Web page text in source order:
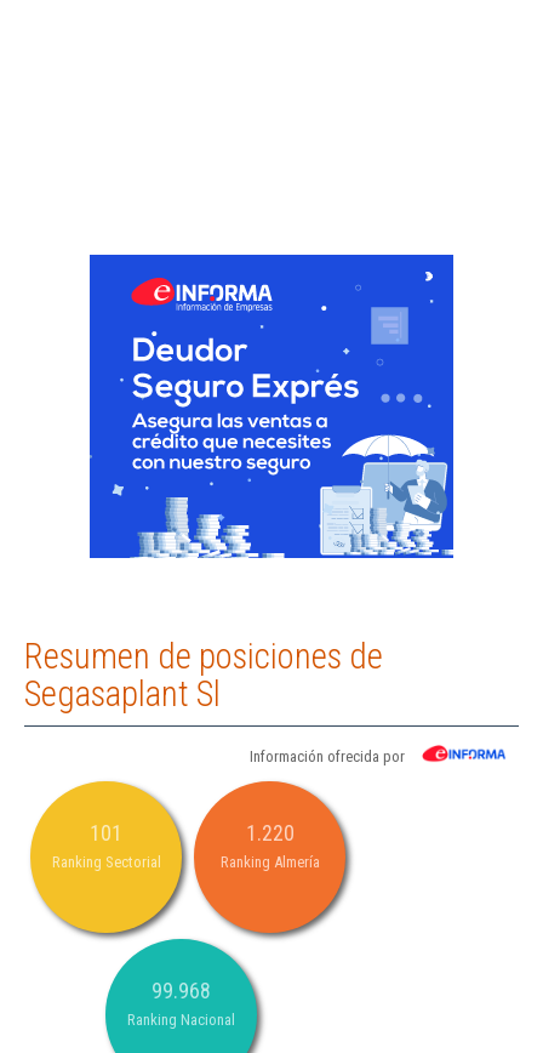
Resumen de posiciones de
Segasaplant Sl
Información ofrecida por
101
Ranking Sectorial
1.220
Ranking Almería
99.968
Ranking Nacional